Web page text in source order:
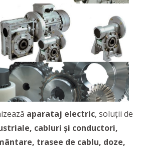
aparataj electric, soluții de
cabluri și conductori,
trasee de cablu, doze,